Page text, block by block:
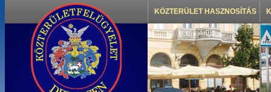
KÖZTERÜLET HASZNOSÍTÁS